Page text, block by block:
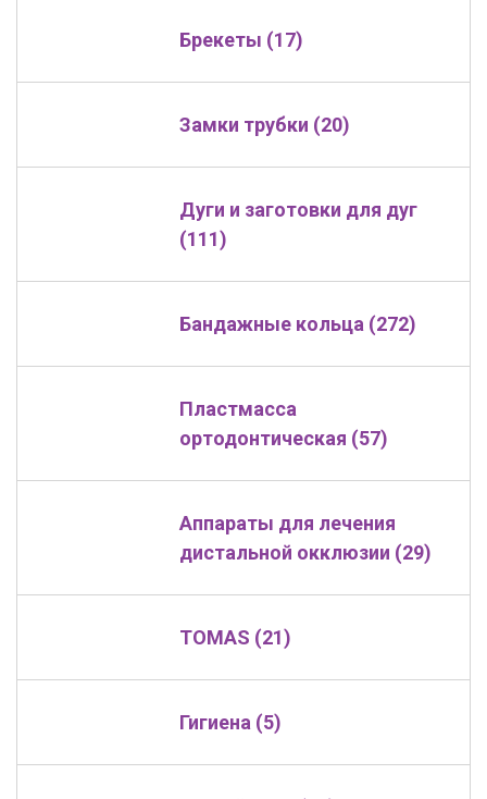
Брекеты (17)
Замки трубки (20)
Дуги и заготовки для дуг
(111)
Бандажные кольца (272)
Пластмасса
ортодонтическая (57)
Аппараты для лечения
дистальной окклюзии (29)
TOMAS (21)
Гигиена (5)